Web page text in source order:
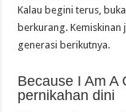
Kalau begini terus,
berkurang.
generasi berikutnya.
Because I Am A
pernikahan dini